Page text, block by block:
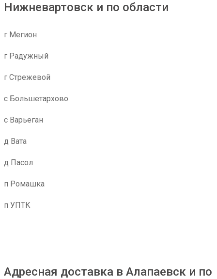
Нижневартовск и по области
г Мегион
г Радужный
г Стрежевой
с Большетархово
с Варьеган
д Вата
д Пасол
п Ромашка
п УПТК
Адресная доставка в Алапаевск и по